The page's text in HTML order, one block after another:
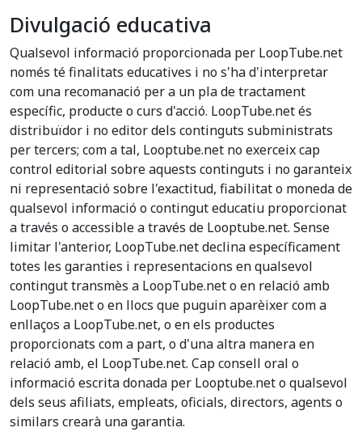
Divulgació educativa
Qualsevol informació proporcionada per LoopTube.net
només té finalitats educatives i no s'ha d'interpretar
com una recomanació per a un pla de tractament
específic, producte o curs d'acció. LoopTube.net és
distribuïdor i no editor dels continguts subministrats
per tercers; com a tal, Looptube.net no exerceix cap
control editorial sobre aquests continguts i no garanteix
ni representació sobre l'exactitud, fiabilitat o moneda de
qualsevol informació o contingut educatiu proporcionat
a través o accessible a través de Looptube.net. Sense
limitar l'anterior, LoopTube.net declina específicament
totes les garanties i representacions en qualsevol
contingut transmès a LoopTube.net o en relació amb
LoopTube.net o en llocs que puguin aparèixer com a
enllaços a LoopTube.net, o en els productes
proporcionats com a part, o d'una altra manera en
relació amb, el LoopTube.net. Cap consell oral o
informació escrita donada per Looptube.net o qualsevol
dels seus afiliats, empleats, oficials, directors, agents o
similars crearà una garantia.